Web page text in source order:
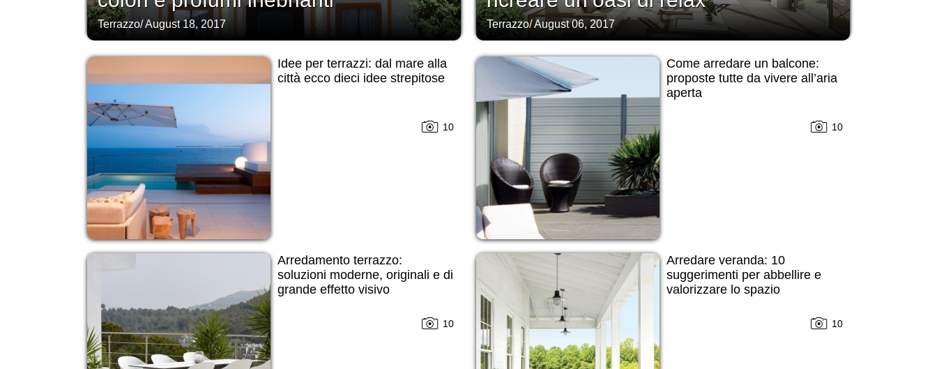
Terrazzo/August 18, 2017 Terrazzo/August 06, 2017
Idee per terrazzi: dal mare alla
città ecco dieci idee strepitose
10
Come arredare un balcone:
proposte tutte da vivere all’aria
aperta
10
Arredamento terrazzo:
soluzioni moderne, originali e di
grande effetto visivo
10
Arredare veranda: 10
suggerimenti per abbellire e
valorizzare lo spazio
10